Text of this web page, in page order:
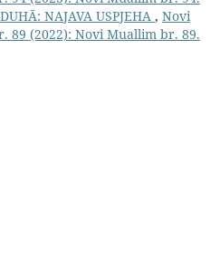
NAJAVA USPJEHA , Novi
89 (2022): Novi Muallim br. 89.